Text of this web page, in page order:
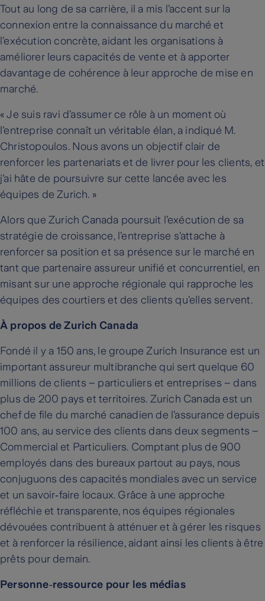
Tout au long de sa carrière, il a mis l’accent sur la
connexion entre la connaissance du marché et
l’exécution concrète, aidant les organisations à
améliorer leurs capacités de vente et à apporter
davantage de cohérence à leur approche de mise en
marché.
« Je suis ravi d’assumer ce rôle à un moment où
l’entreprise connaît un véritable élan, a indiqué M.
Christopoulos. Nous avons un objectif clair de
renforcer les partenariats et de livrer pour les clients, et
j’ai hâte de poursuivre sur cette lancée avec les
équipes de Zurich. »
Alors que Zurich Canada poursuit l’exécution de sa
stratégie de croissance, l’entreprise s’attache à
renforcer sa position et sa présence sur le marché en
tant que partenaire assureur unifié et concurrentiel, en
misant sur une approche régionale qui rapproche les
équipes des courtiers et des clients qu’elles servent.
À propos de Zurich Canada
Fondé il y a 150 ans, le groupe Zurich Insurance est un
important assureur multibranche qui sert quelque 60
millions de clients – particuliers et entreprises – dans
plus de 200 pays et territoires. Zurich Canada est un
chef de file du marché canadien de l’assurance depuis
100 ans, au service des clients dans deux segments –
Commercial et Particuliers. Comptant plus de 900
employés dans des bureaux partout au pays, nous
conjuguons des capacités mondiales avec un service
et un savoir‑faire locaux. Grâce à une approche
réfléchie et transparente, nos équipes régionales
dévouées contribuent à atténuer et à gérer les risques
et à renforcer la résilience, aidant ainsi les clients à être
prêts pour demain.
Personne‑ressource pour les médias